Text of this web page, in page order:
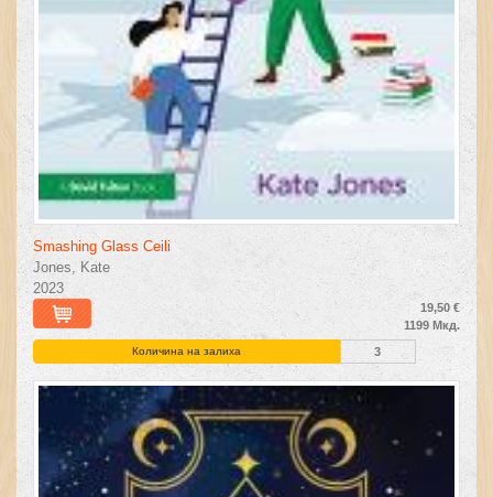
Smashing Glass Ceili
Jones, Kate
2023
19,50 €
1199 Мкд.
Количина на залиха 3